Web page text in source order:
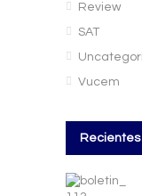
Review
SAT
Vucem
Recientes